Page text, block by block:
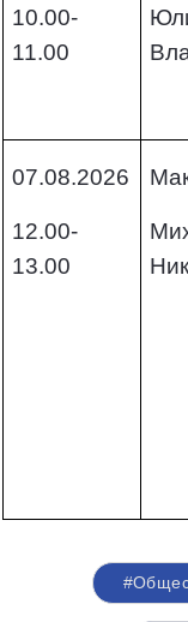
10.00-
11.00
07.08.2026
12.00-
13.00